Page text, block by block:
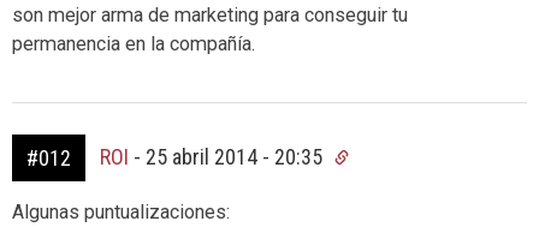
son mejor arma de marketing para conseguir tu
permanencia en la compañía.
#012 ROI - 25 abril 2014 - 20:35
Algunas puntualizaciones: